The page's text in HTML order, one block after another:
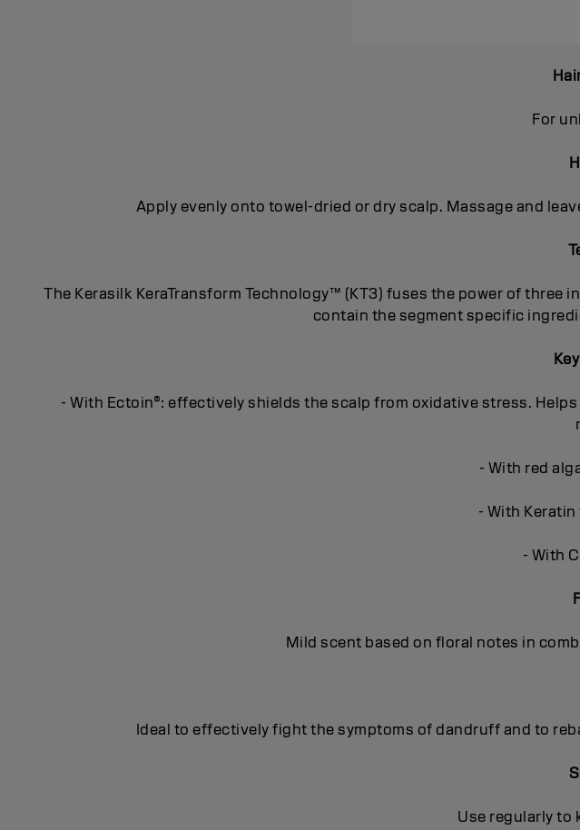
For
Apply evenly onto towel-dried or dry scalp. Massage and
The Kerasilk KeraTransform Technology™ (KT3) fuses the power of
contain the segment specific
- With Ectoin®: effectively shields the scalp from oxidative stress.
- With red
- With
- With
Mild scent based on floral notes in
Ideal to effectively fight the symptoms of dandruff and to
Use regularly to